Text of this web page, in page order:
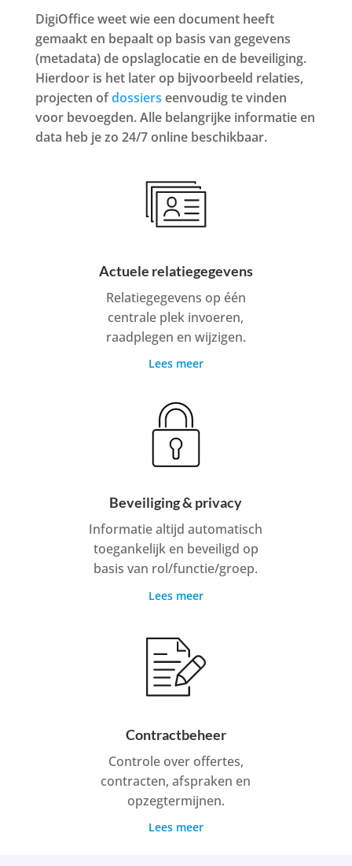
DigiOffice weet wie een document heeft
gemaakt en bepaalt op basis van gegevens
(metadata) de opslaglocatie en de beveiliging.
Hierdoor is het later op bijvoorbeeld relaties,
projecten ofdossiers eenvoudig te vinden
voor bevoegden. Alle belangrijke informatie en
data heb je zo 24/7 online beschikbaar.
Actuele relatiegegevens
Relatiegegevens op één
centrale plek invoeren,
raadplegen en wijzigen.
Lees meer
Beveiliging & privacy
Informatie altijd automatisch
toegankelijk en beveiligd op
basis van rol/functie/groep.
Lees meer
Contractbeheer
Controle over offertes,
contracten, afspraken en
opzegtermijnen.
Lees meer